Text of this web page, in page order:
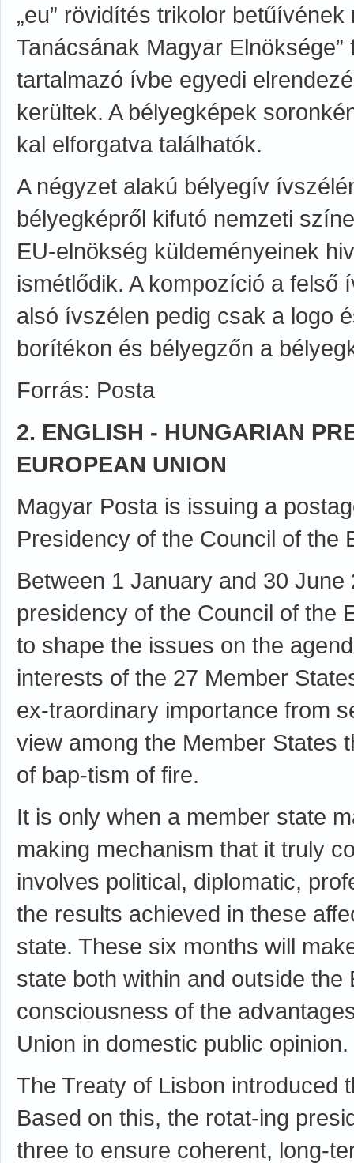
„eu” rövidítés trikolor
Tanácsának Magyar
tartalmazó ívbe egyedi
kerültek. A bélyegképek
kal elforgatva találhatók.
A négyzet alakú bélyegív
bélyegképről kifutó nemzeti
EU-elnökség küldeményeinek
ismétlődik. A kompozíció a felső
alsó ívszélen pedig csak a logo
borítékon és bélyegzőn a
Forrás: Posta
2. ENGLISH - HUNGARIAN
EUROPEAN UNION
Magyar Posta is issuing a
Presidency of the Council of the
Between 1 January and 30
presidency of the Council of the
to shape the issues on the
interests of the 27 Member
ex-traordinary importance from
view among the Member States
of bap-tism of fire.
It is only when a member state
making mechanism that it truly
involves political, diplomatic,
the results achieved in these
state. These six months will
state both within and outside
consciousness of the
Union in domestic public opinion.
The Treaty of Lisbon introduced
Based on this, the rotat-ing
three to ensure coherent, long-